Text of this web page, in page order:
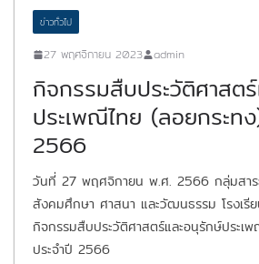
ข่าวทั่วไป
27 พฤศจิกายน 2023 admin
กิจกรรมสืบประวัติศาสต
ประเพณีไทย (ลอยกระท
2566
วันที่ 27 พฤศจิกายน พ.ศ. 2566 กลุ่มสาระ
สังคมศึกษา ศาสนา และวัฒนธรรม โรงเรี
กิจกรรมสืบประวัติศาสตร์และอนุรักษ์ประเ
ประจำปี 2566